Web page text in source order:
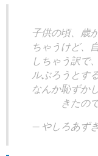
子供の頃、歳
ちゃうけど、
しちゃう訳で
ルぶろうとす
なんか恥ずか
きたの
— やしろあず